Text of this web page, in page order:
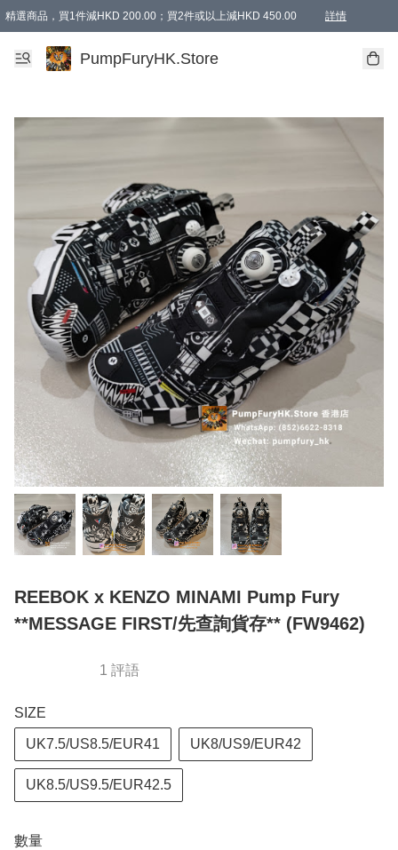
精選商品，買1件減HKD 200.00；買2件或以上減HKD 450.00 詳情
AAPE商品,會員專享9折或以上（按會員等級）AAPE products, members can
精選商品，任選買2件或以上減HKD 100.00
購物滿 HKD 800.00即享免運費優惠！（適用於 特定的送貨方式 )
PumpFuryHK.Store
REEBOK x KENZO MINAMI Pump Fury
**MESSAGE FIRST/先查詢貨存** (FW9462)
1 評語
SIZE
UK7.5/US8.5/EUR41 UK8/US9/EUR42
UK8.5/US9.5/EUR42.5
數量